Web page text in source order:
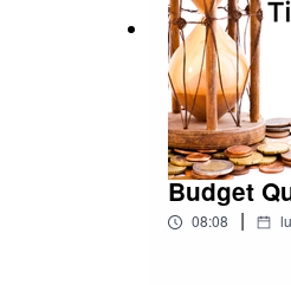
Budget
08:08 |